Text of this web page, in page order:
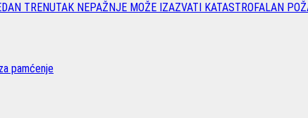
TRENUTAK NEPAŽNJE MOŽE IZAZVATI KATASTROFALAN
pamćenje